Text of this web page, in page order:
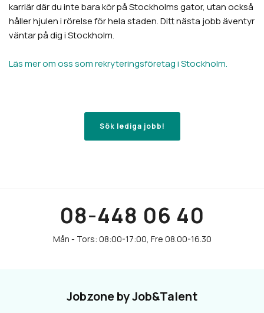
karriär där du inte bara kör på Stockholms gator, utan också
håller hjulen i rörelse för hela staden. Ditt nästa jobb äventyr
väntar på dig i Stockholm.
Läs mer om oss som rekryteringsföretag i Stockholm.
Sök lediga jobb!
08-448 06 40
Jobzone by Job&Talent